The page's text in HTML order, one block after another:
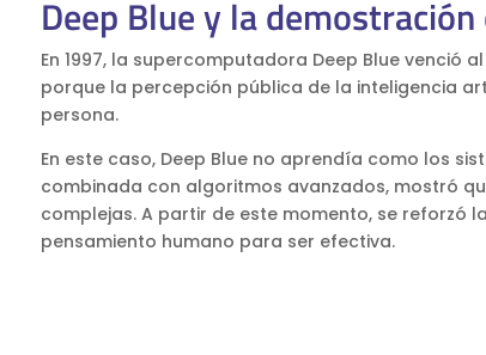
Deep Blue y la
En 1997, la supercomputadora Deep Blue venció
porque la percepción pública de la inteligencia
persona.
En este caso, Deep Blue no aprendía como los
combinada con algoritmos avanzados, mostró
complejas. A partir de este momento, se reforzó
pensamiento humano para ser efectiva.